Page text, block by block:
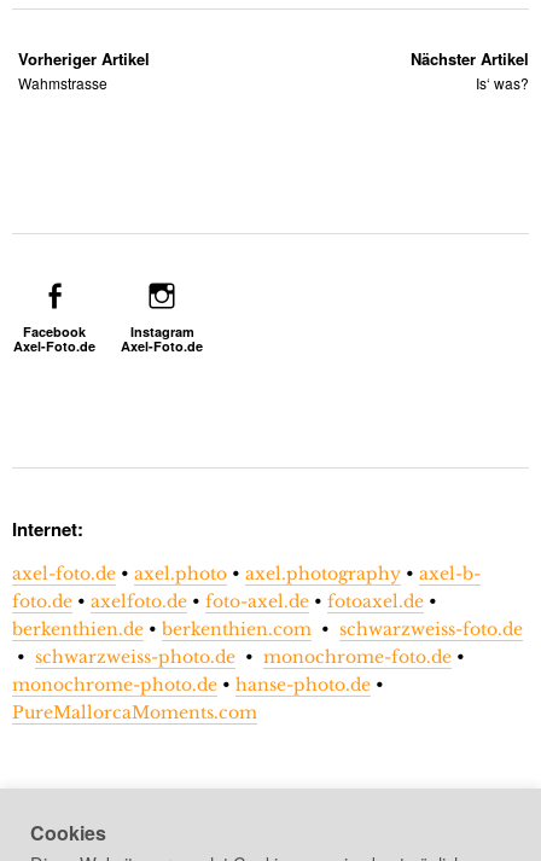
Vorheriger Artikel
Wahmstrasse
Nächster Artikel
Is‘ was?
Facebook
Axel-Foto.de
Instagram
Axel-Foto.de
Internet:
axel-foto.de • axel.photo • axel.photography • axel-b-
foto.de • axelfoto.de • foto-axel.de • fotoaxel.de •
berkenthien.de • berkenthien.com • schwarzweiss-foto.de
• schwarzweiss-photo.de • monochrome-foto.de •
monochrome-photo.de • hanse-photo.de •
PureMallorcaMoments.com
Cookies